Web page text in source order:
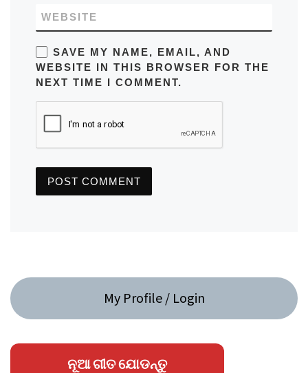
WEBSITE
SAVE MY NAME, EMAIL, AND
WEBSITE IN THIS BROWSER FOR THE
NEXT TIME I COMMENT.
My Profile / Login
ନୂଆ ଗୀତ ଯୋଡନ୍ତୁ